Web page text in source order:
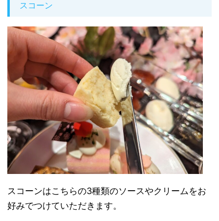
スコーン
スコーンはこちらの3種類のソースやクリームをお
好みでつけていただきます。